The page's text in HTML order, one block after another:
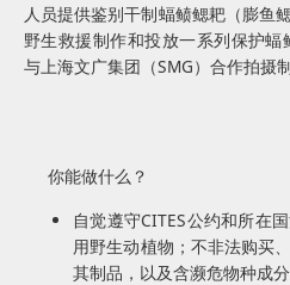
人员提供鉴别干制蝠鲼鳃耙（膨鱼
野生救援制作和投放一系列保护
与上海文广集团（SMG）合作拍摄
你能做什么？
自觉遵守CITES公约和所在
用野生动植物；不非法购买
其制品，以及含濒危物种成分